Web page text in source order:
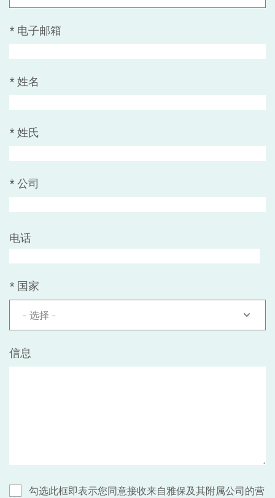
* 电子邮箱
* 姓名
* 姓氏
* 公司
电话
* 国家
- 选择 -
信息
勾选此框即表示您同意接收来自雅保及其附属公司的营